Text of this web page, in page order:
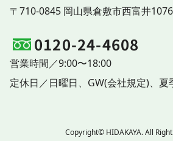
〒710-0845 岡山県倉敷市西富井1076
0120-24-4608
営業時間／9:00〜18:00
定休日／日曜日、 GW(会社規定)、 夏
Copyright© HIDAKAYA. All